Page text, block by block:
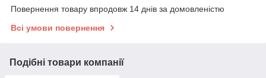
Повернення товару впродовж 14 днів за домовленістю
Всі умови повернення
Подібні товари компанії